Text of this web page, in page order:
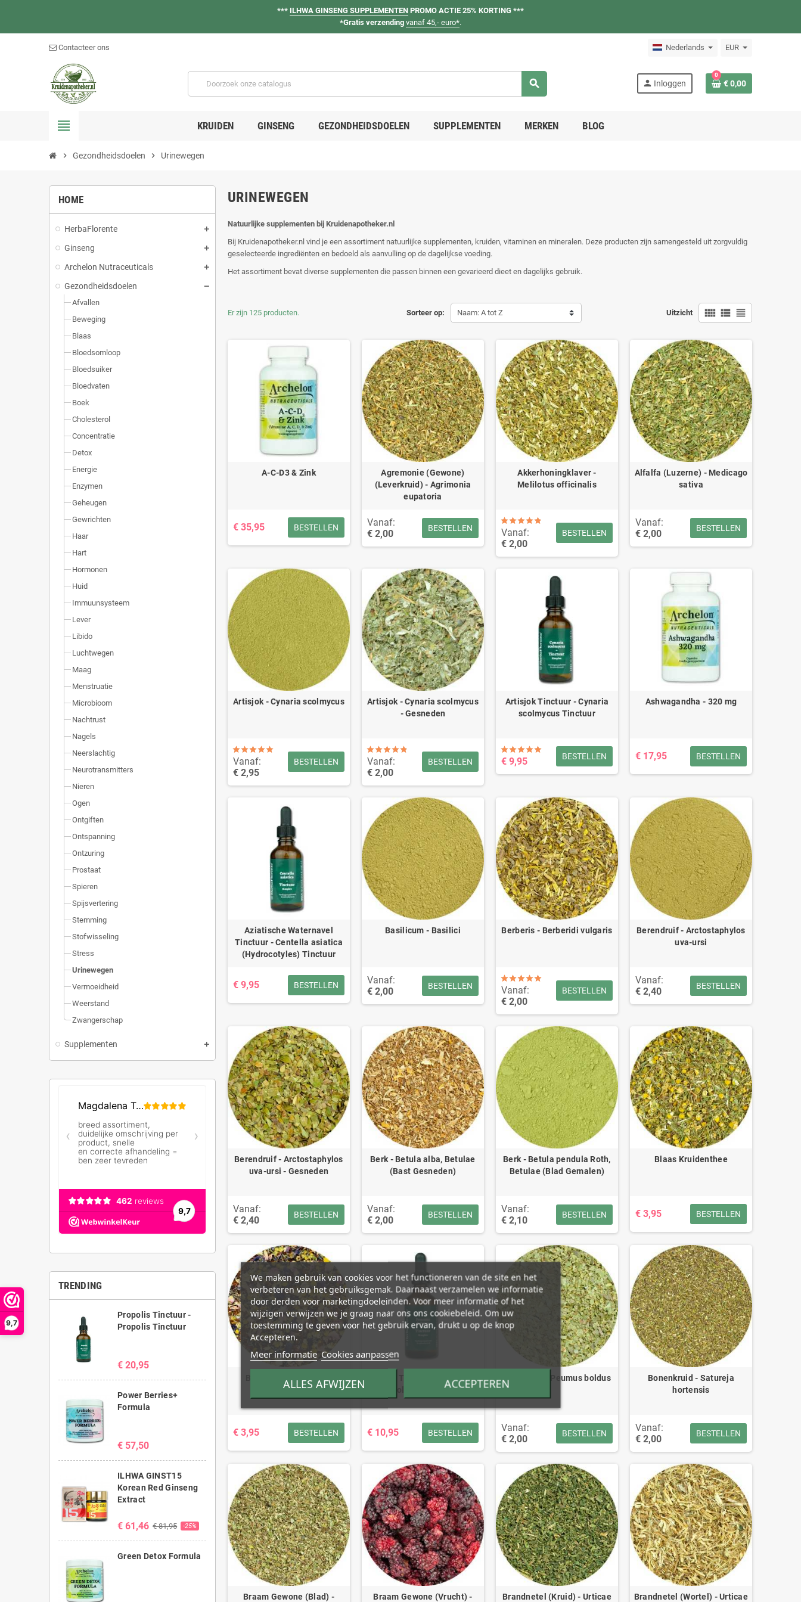
9,7
*** ILHWA GINSENG SUPPLEMENTEN PROMO ACTIE 25% KORTING ***
*Gratis verzending vanaf 45,- euro*.
Contacteer ons Nederlands EUR
search person Inloggen
0
€ 0,00
view_headline KRUIDEN GINSENG GEZONDHEIDSDOELEN SUPPLEMENTEN MERKEN BLOG
chevron_right Gezondheidsdoelen chevron_right Urinewegen
HOME
HerbaFlorente
Ginseng
Archelon Nutraceuticals
Gezondheidsdoelen
Afvallen
Beweging
Blaas
Bloedsomloop
Bloedsuiker
Bloedvaten
Boek
Cholesterol
Concentratie
Detox
Energie
Enzymen
Geheugen
Gewrichten
Haar
Hart
Hormonen
Huid
Immuunsysteem
Lever
Libido
Luchtwegen
Maag
Menstruatie
Microbioom
Nachtrust
Nagels
Neerslachtig
Neurotransmitters
Nieren
Ogen
Ontgiften
Ontspanning
Ontzuring
Prostaat
Spieren
Spijsvertering
Stemming
Stofwisseling
Stress
Urinewegen
Vermoeidheid
Weerstand
Zwangerschap
Supplementen
TRENDING
Propolis Tinctuur -
Propolis Tinctuur
€ 20,95
Power Berries+
Formula
€ 57,50
ILHWA GINST15
Korean Red Ginseng
Extract
€ 61,46 € 81,95 -25%
Green Detox Formula
URINEWEGEN
Natuurlijke supplementen bij Kruidenapotheker.nl
Bij Kruidenapotheker.nl vind je een assortiment natuurlijke supplementen, kruiden, vitaminen en mineralen. Deze producten zijn samengesteld uit zorgvuldig
geselecteerde ingrediënten en bedoeld als aanvulling op de dagelijkse voeding.
Het assortiment bevat diverse supplementen die passen binnen een gevarieerd dieet en dagelijks gebruik.
Sorteer op: Naam: A tot Z Uitzicht view_comfy view_list view_headline
Er zijn 125 producten.
A-C-D3 & Zink
€ 35,95 BESTELLEN
Agremonie (Gewone)
(Leverkruid) - Agrimonia
eupatoria
Vanaf:
€ 2,00
BESTELLEN
Akkerhoningklaver -
Melilotus officinalis
Vanaf:
€ 2,00
BESTELLEN
Alfalfa (Luzerne) - Medicago
sativa
Vanaf:
€ 2,00
BESTELLEN
Artisjok - Cynaria scolmycus
Vanaf:
€ 2,95
BESTELLEN
Artisjok - Cynaria scolmycus
- Gesneden
Vanaf:
€ 2,00
BESTELLEN
Artisjok Tinctuur - Cynaria
scolmycus Tinctuur
€ 9,95 BESTELLEN
Ashwagandha - 320 mg
€ 17,95 BESTELLEN
Aziatische Waternavel
Tinctuur - Centella asiatica
(Hydrocotyles) Tinctuur
€ 9,95 BESTELLEN
Basilicum - Basilici
Vanaf:
€ 2,00
BESTELLEN
Berberis - Berberidi vulgaris
Vanaf:
€ 2,00
BESTELLEN
Berendruif - Arctostaphylos
uva-ursi
Vanaf:
€ 2,40
BESTELLEN
Berendruif - Arctostaphylos
uva-ursi - Gesneden
Vanaf:
€ 2,40
BESTELLEN
Berk - Betula alba, Betulae
(Bast Gesneden)
Vanaf:
€ 2,00
BESTELLEN
Berk - Betula pendula Roth,
Betulae (Blad Gemalen)
Vanaf:
€ 2,10
BESTELLEN
Blaas Kruidenthee
€ 3,95 BESTELLEN
€ 3,95 BESTELLEN
Boldo Tinctuur - Peumus
boldus Tinctuur
€ 10,95 BESTELLEN
Boldoblad - Peumus boldus
Vanaf:
€ 2,00
BESTELLEN
Bonenkruid - Satureja
hortensis
Vanaf:
€ 2,00
BESTELLEN
Braam Gewone (Blad) -
Braam Gewone (Vrucht) -
Brandnetel (Kruid) - Urticae
Brandnetel (Wortel) - Urticae
We maken gebruik van cookies voor het functioneren van de site en het
verbeteren van het gebruiksgemak. Daarnaast verzamelen we informatie
door derden voor marketingdoeleinden. Voor meer informatie of het
wijzigen verwijzen we je graag naar ons ons cookiebeleid. Om uw
toestemming te geven voor het gebruik ervan, drukt u op de knop
Accepteren.
Meer informatie Cookies aanpassen
ALLES AFWIJZEN ACCEPTEREN